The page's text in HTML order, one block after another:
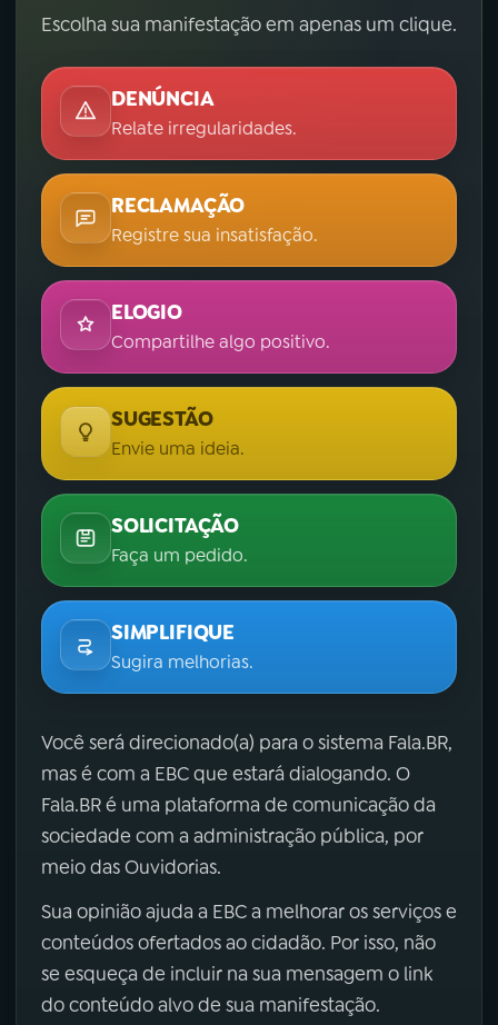
Escolha sua manifestação em apenas um clique.
DENÚNCIA
Relate irregularidades.
RECLAMAÇÃO
Registre sua insatisfação.
ELOGIO
Compartilhe algo positivo.
SUGESTÃO
Envie uma ideia.
SOLICITAÇÃO
Faça um pedido.
SIMPLIFIQUE
Sugira melhorias.
Você será direcionado(a) para o sistema Fala.BR,
mas é com a EBC que estará dialogando. O
Fala.BR é uma plataforma de comunicação da
sociedade com a administração pública, por
meio das Ouvidorias.
Sua opinião ajuda a EBC a melhorar os serviços e
conteúdos ofertados ao cidadão. Por isso, não
se esqueça de incluir na sua mensagem o link
do conteúdo alvo de sua manifestação.